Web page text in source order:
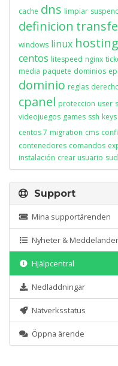
cache dns limpiar
definicion
windows linux hosting
centos litespeed nginx
media paquete dominios
dominio reglas
cpanel proteccion user
videojuegos games ssh keys
centos 7 migration cms
contenedores comandos
instalación crear usuario
Support
Mina supportärenden
Nyheter &
Hjälpcentral
Nedladdningar
Nätverksstatus
Öppna ärende